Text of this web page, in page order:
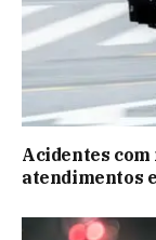
Acidentes
atendimentos